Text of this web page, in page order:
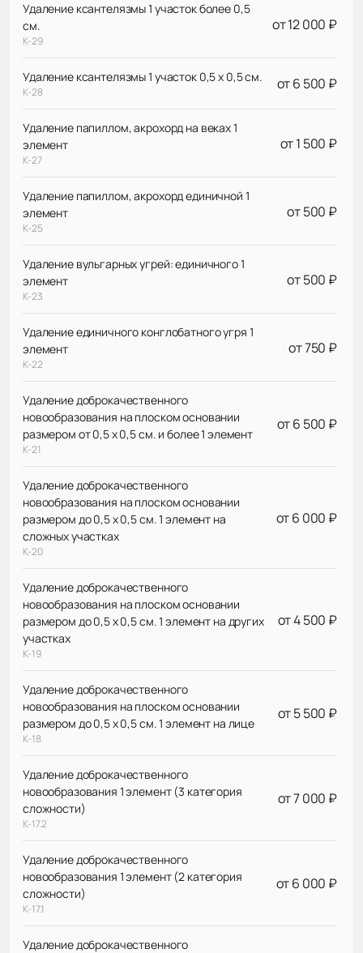
Удаление ксантелязмы 1 участок более 0,5
см.
К-29
от 12 000 ₽
Удаление ксантелязмы 1 участок 0,5 х 0,5 см.
К-28 от 6 500 ₽
Удаление папиллом, акрохорд на веках 1
элемент
К-27
от 1 500 ₽
Удаление папиллом, акрохорд единичной 1
элемент
К-25
от 500 ₽
Удаление вульгарных угрей: единичного 1
элемент
К-23
от 500 ₽
Удаление единичного конглобатного угря 1
элемент
К-22
от 750 ₽
Удаление доброкачественного
новообразования на плоском основании
размером от 0,5 х 0,5 см. и более 1 элемент
К-21
от 6 500 ₽
Удаление доброкачественного
новообразования на плоском основании
размером до 0,5 х 0,5 см. 1 элемент на
сложных участках
К-20
от 6 000 ₽
Удаление доброкачественного
новообразования на плоском основании
размером до 0,5 х 0,5 см. 1 элемент на других
участках
К-19
от 4 500 ₽
Удаление доброкачественного
новообразования на плоском основании
размером до 0,5 х 0,5 см. 1 элемент на лице
К-18
от 5 500 ₽
Удаление доброкачественного
новообразования 1 элемент (3 категория
сложности)
К-17.2
от 7 000 ₽
Удаление доброкачественного
новообразования 1 элемент (2 категория
сложности)
К-17.1
от 6 000 ₽
Удаление доброкачественного